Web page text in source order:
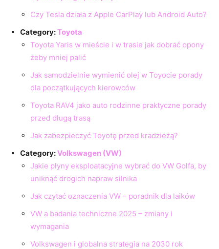
Czy Tesla działa z Apple CarPlay lub Android Auto?
Category:Toyota
Toyota Yaris w mieście i w trasie jak dobrać opony
żeby mniej palić
Jak samodzielnie wymienić olej w Toyocie porady
dla początkujących kierowców
Toyota RAV4 jako auto rodzinne praktyczne porady
przed długą trasą
Jak zabezpieczyć Toyotę przed kradzieżą?
Category:Volkswagen (VW)
Jakie płyny eksploatacyjne wybrać do VW Golfa, by
uniknąć drogich napraw silnika
Jak czytać oznaczenia VW – poradnik dla laików
VW a badania techniczne 2025 – zmiany i
wymagania
Volkswagen i globalna strategia na 2030 rok